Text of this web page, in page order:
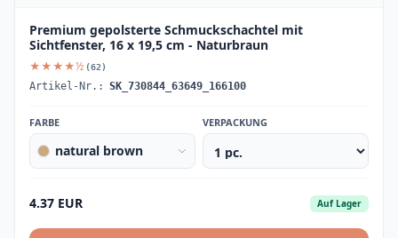
Premium gepolsterte Schmuckschachtel mit
Sichtfenster, 16 x 19,5 cm - Naturbraun
★★★★½ (62)
Artikel-Nr.: SK_730844_63649_166100
FARBE
natural brown
VERPACKUNG
4.37 EUR Auf Lager